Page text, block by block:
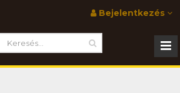
Bejelentkezés